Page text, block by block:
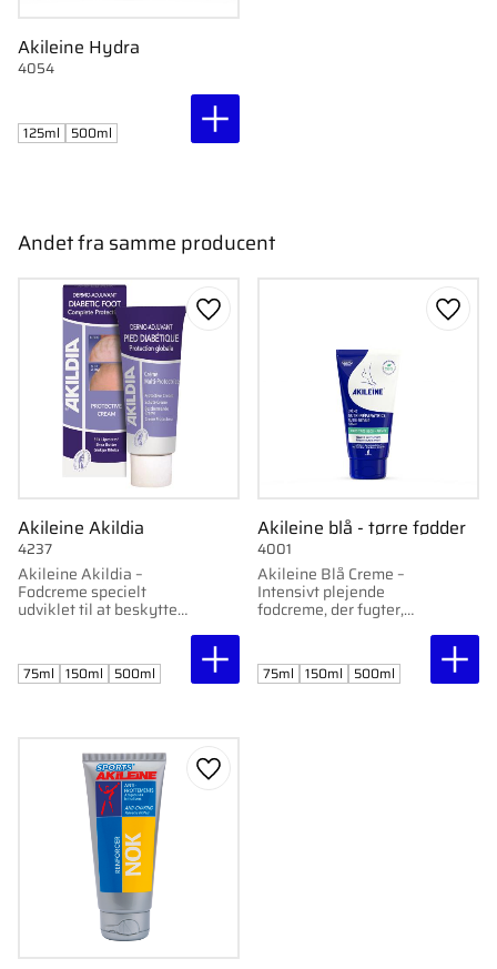
Akileine Hydra
4054
125ml 500ml
Andet fra samme producent
Akileine Akildia
Akileine Akildia –
Fodcreme specielt
udviklet til at beskytte
modvirker udtørrelse og
hyperkeratose.
4237
Gem som favorit
75ml 150ml 500ml
Akileine blå - tørre fødder
Akileine Blå Creme –
Intensivt plejende
fodcreme, der fugter,
beskadigede fødder.
4001
Gem
75ml 150ml 500ml
Gem som favorit